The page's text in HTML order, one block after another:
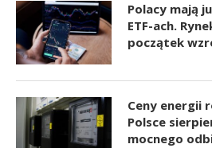
Polacy mają
ETF-ach.
początek
Ceny energii
Polsce
mocnego